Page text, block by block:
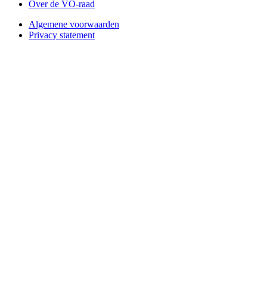
Over de VO-raad
Algemene voorwaarden
Privacy statement